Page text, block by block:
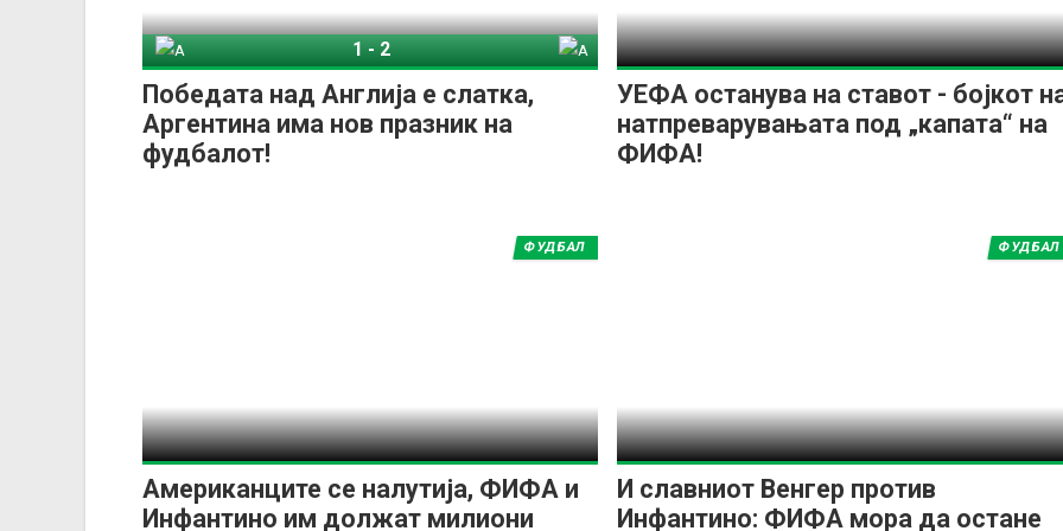
Победата над Англија е слатка,
Аргентина има нов празник на
фудбалот!
1-2
УЕФА останува на ставот - бојкот
натпреварувањата под „капата“ на
ФИФА!
Американците се налутија, ФИФА и
Инфантино им должат милиони
ФУДБАЛ
И славниот Венгер против
Инфантино: ФИФА мора да остане
ФУДБАЛ